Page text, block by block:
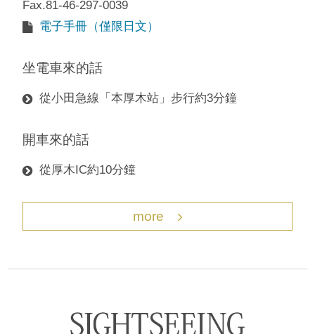
Fax.81-46-297-0039
電子手冊（僅限日文）
坐電車來的話
從小田急線「本厚木站」步行約3分鐘
開車來的話
從厚木IC約10分鐘
more